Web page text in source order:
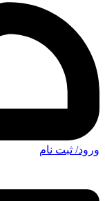
ورود/ ثبت نام